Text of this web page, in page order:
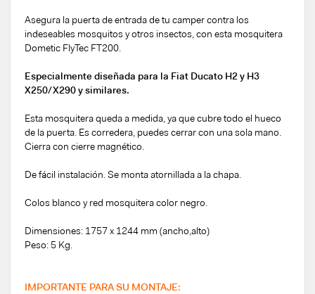
Asegura la puerta de entrada de tu camper contra los
indeseables mosquitos y otros insectos, con esta mosquitera
Dometic FlyTec FT200.
Especialmente diseñada para la Fiat Ducato H2 y H3
X250/X290 y similares.
Esta mosquitera queda a medida, ya que cubre todo el hueco
de la puerta. Es corredera, puedes cerrar con una sola mano.
Cierra con cierre magnético.
De fácil instalación. Se monta atornillada a la chapa.
Colos blanco y red mosquitera color negro.
Dimensiones: 1757 x 1244 mm (ancho,alto)
Peso: 5 Kg.
IMPORTANTE PARA SU MONTAJE: